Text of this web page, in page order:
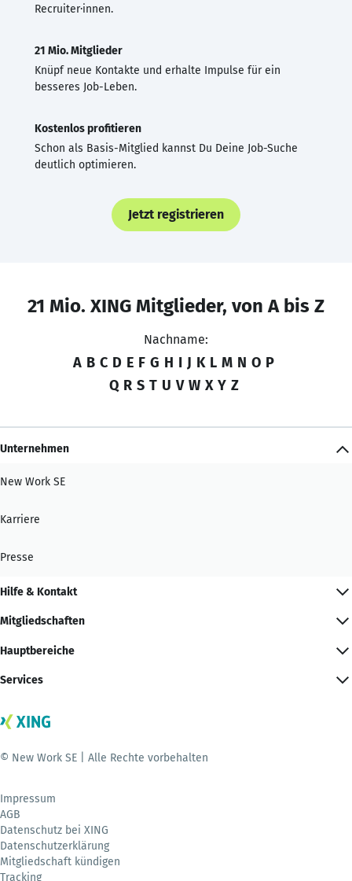
Recruiter·innen.
21 Mio. Mitglieder
Knüpf neue Kontakte und erhalte Impulse für ein
besseres Job-Leben.
Kostenlos profitieren
Schon als Basis-Mitglied kannst Du Deine Job-Suche
deutlich optimieren.
Jetzt registrieren
21 Mio. XING Mitglieder, von A bis Z
Nachname:
A B C D E F G H I J K L M N O P
Q R S T U V W X Y Z
Unternehmen
New Work SE
Karriere
Presse
Hilfe & Kontakt
Mitgliedschaften
Hauptbereiche
Services
© New Work SE | Alle Rechte vorbehalten
Impressum
AGB
Datenschutz bei XING
Datenschutzerklärung
Mitgliedschaft kündigen
Tracking